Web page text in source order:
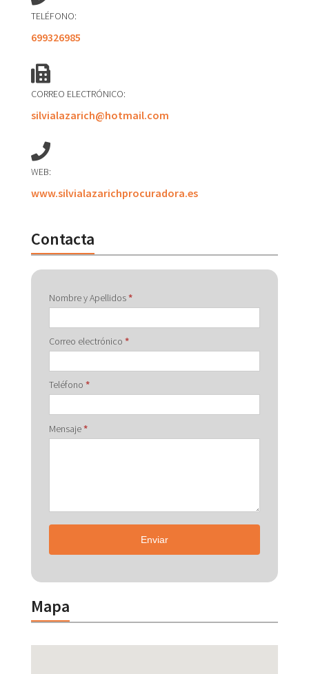
TELÉFONO:
699326985
CORREO ELECTRÓNICO:
silvialazarich@hotmail.com
WEB:
www.silvialazarichprocuradora.es
Contacta
Contactar
con
Nombre y Apellidos*
Correo electrónico *
Teléfono *
Mensaje*
Enviar
Mapa